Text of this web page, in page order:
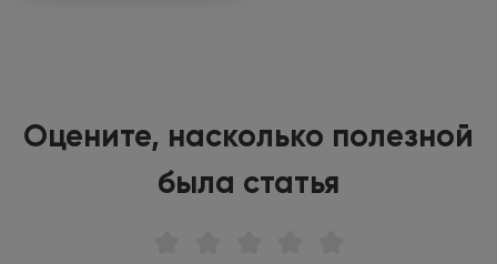
Оцените, насколько полезной
была статья